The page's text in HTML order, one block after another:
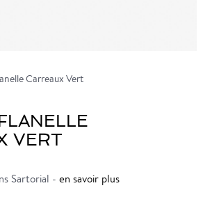
Carreaux Vert
VERT
Sartorial - en savoir plus